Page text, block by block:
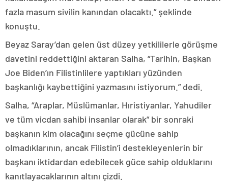
fazla masum sivilin kanından olacaktı.” şeklinde
konuştu.
Beyaz Saray’dan gelen üst düzey yetkililerle görüşme
davetini reddettiğini aktaran Salha, “Tarihin, Başkan
Joe Biden’ın Filistinlilere yaptıkları yüzünden
başkanlığı kaybettiğini yazmasını istiyorum.” dedi.
Salha, “Araplar, Müslümanlar, Hıristiyanlar, Yahudiler
ve tüm vicdan sahibi insanlar olarak” bir sonraki
başkanın kim olacağını seçme gücüne sahip
olmadıklarının, ancak Filistin’i destekleyenlerin bir
başkanı iktidardan edebilecek güce sahip olduklarını
kanıtlayacaklarının altını çizdi.